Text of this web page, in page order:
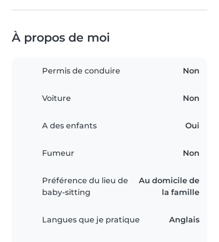
À propos de moi
Permis de conduire Non
Voiture Non
A des enfants Oui
Fumeur Non
Préférence du lieu de
baby-sitting
Au domicile de
la famille
Langues que je pratique Anglais